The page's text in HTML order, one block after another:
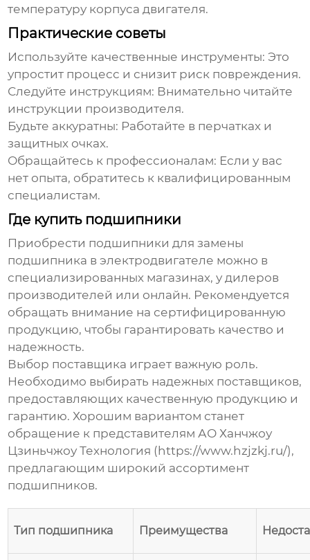
температуру корпуса двигателя.
Практические советы
Используйте качественные инструменты: Это
упростит процесс и снизит риск повреждения.
Следуйте инструкциям: Внимательно читайте
инструкции производителя.
Будьте аккуратны: Работайте в перчатках и
защитных очках.
Обращайтесь к профессионалам: Если у вас
нет опыта, обратитесь к квалифицированным
специалистам.
Где купить подшипники
Приобрести подшипники длязамены
подшипника в электродвигателе можно в
специализированных магазинах, у дилеров
производителей или онлайн. Рекомендуется
обращать внимание на сертифицированную
продукцию, чтобы гарантировать качество и
надежность.
Выбор поставщика играет важную роль.
Необходимо выбирать надежных поставщиков,
предоставляющих качественную продукцию и
гарантию. Хорошим вариантом станет
обращение к представителямАО Ханчжоу
Цзиньчжоу Технология ( https://www.hzjzkj.ru/),
предлагающим широкий ассортимент
подшипников.
Тип подшипника Преимущества